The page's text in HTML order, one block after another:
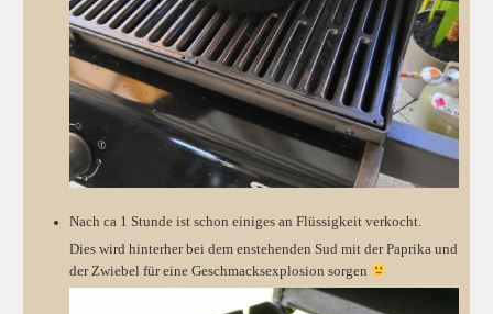
Nach ca 1 Stunde ist schon einiges an Flüssigkeit verkocht.
Dies wird hinterher bei dem enstehenden Sud mit der Paprika und
der Zwiebel für eine Geschmacksexplosion sorgen